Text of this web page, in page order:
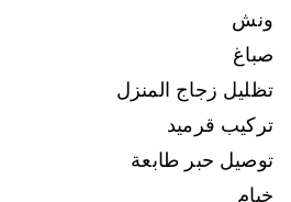
ونش
صباغ
تظليل زجاج المنزل
تركيب قرميد
توصيل حبر طابعة
خيام